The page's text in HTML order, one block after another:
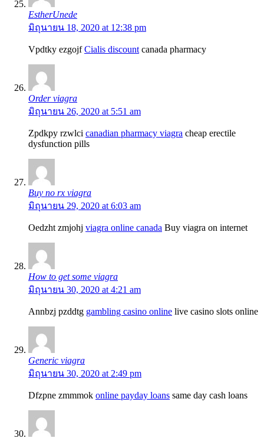
EstherUnede
มิถุนายน 18, 2020 at 12:38 pm
Vpdtky ezgojfCialis discount canada pharmacy
Order viagra
มิถุนายน 26, 2020 at 5:51 am
Zpdkpy rzwlci canadian pharmacy viagra cheap erectile
dysfunction pills
Buy no rx viagra
มิถุนายน 29, 2020 at 6:03 am
Oedzht zmjohj viagra online canada Buy viagra on internet
How to get some viagra
มิถุนายน 30, 2020 at 4:21 am
Annbzj pzddtg gambling casino online live casino slots online
Generic viagra
มิถุนายน 30, 2020 at 2:49 pm
Dfzpne zmmmok online payday loans same day cash loans